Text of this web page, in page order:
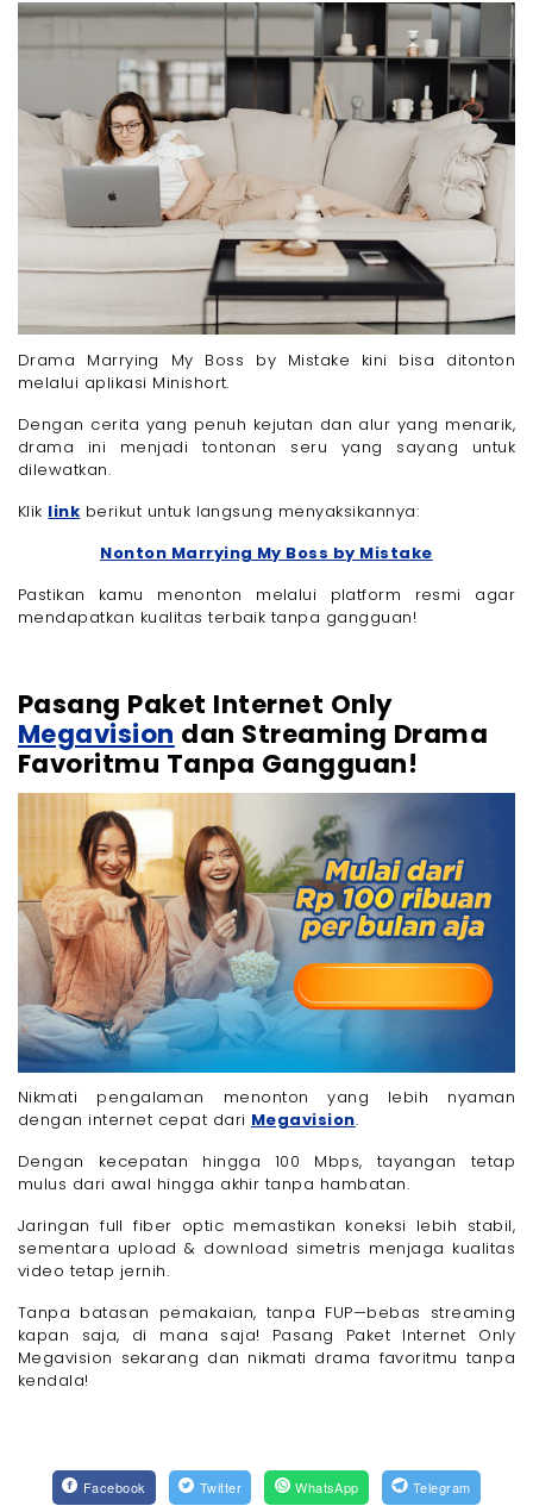
Drama Marrying My Boss by Mistake kini bisa ditonton
melalui aplikasi Minishort.
Dengan cerita yang penuh kejutan dan alur yang menarik,
drama ini menjadi tontonan seru yang sayang untuk
dilewatkan.
Klik link berikut untuk langsung menyaksikannya:
Nonton Marrying My Boss by Mistake
Pastikan kamu menonton melalui platform resmi agar
mendapatkan kualitas terbaik tanpa gangguan!
Pasang Paket Internet Only
Megavision dan Streaming Drama
Favoritmu Tanpa Gangguan!
Nikmati pengalaman menonton yang lebih nyaman
dengan internet cepat dari Megavision.
Dengan kecepatan hingga 100 Mbps, tayangan tetap
mulus dari awal hingga akhir tanpa hambatan.
Jaringan full fiber optic memastikan koneksi lebih stabil,
sementara upload & download simetris menjaga kualitas
video tetap jernih.
Tanpa batasan pemakaian, tanpa FUP—bebas streaming
kapan saja, di mana saja! Pasang Paket Internet Only
Megavision sekarang dan nikmati drama favoritmu tanpa
kendala!
Facebook Twitter WhatsApp Telegram